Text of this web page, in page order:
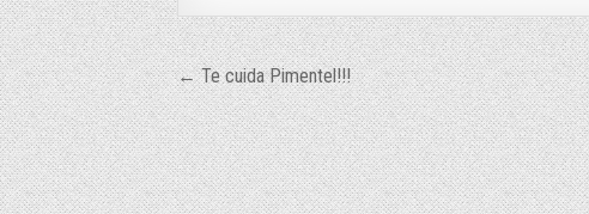
Navegação
de
Post
← Te cuida Pimentel!!!